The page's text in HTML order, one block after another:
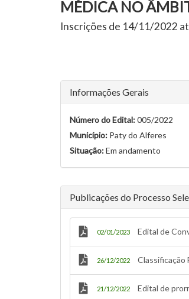
MÉDICA NO
Inscrições de 14/11/2022
Informações Gerais
Número do Edital:005/2022
Município: Paty do Alferes
Situação:Em andamento
Publicações do Processo
02/01/2023 Edital de
26/12/2022 Classificação
21/12/2022 Edital de